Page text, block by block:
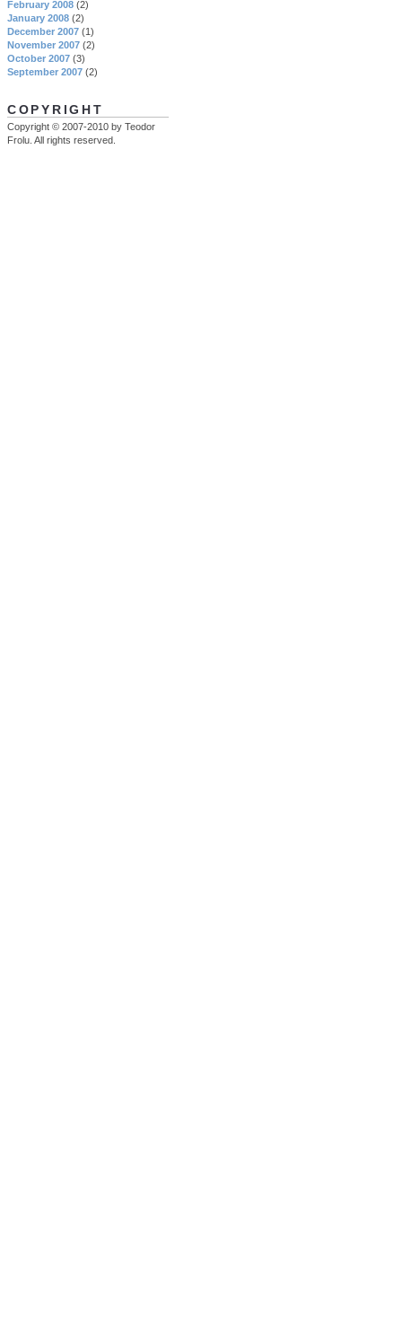
February 2008 (2)
January 2008 (2)
December 2007 (1)
November 2007 (2)
October 2007 (3)
September 2007 (2)
COPYRIGHT
Copyright © 2007-2010 by Teodor
Frolu. All rights reserved.